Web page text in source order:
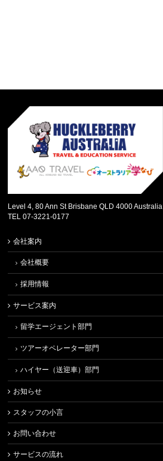
Level 4, 80 Ann St Brisbane QLD 4000 Australia
TEL 07-3221-0177
会社案内
会社概要
採用情報
サービス案内
留学エージェント部門
ツアーオペレーター部門
ハイヤー（送迎車）部門
お知らせ
スタッフの小言
お問い合わせ
サービスの流れ